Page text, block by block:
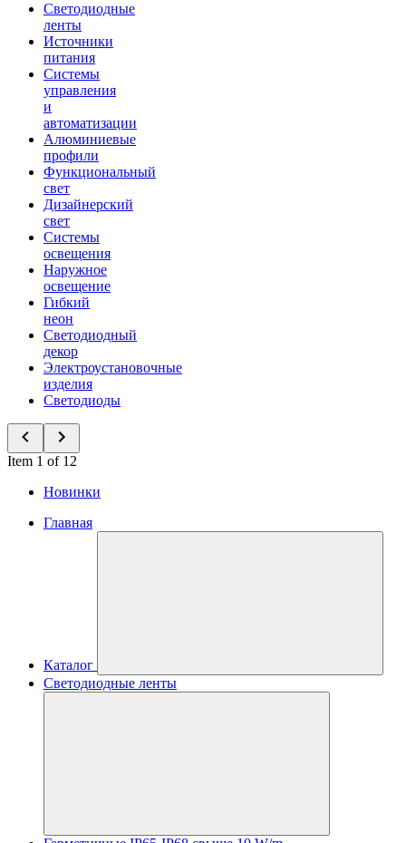
Светодиодные
ленты
Источники
питания
Системы
управления
и
автоматизации
Алюминиевые
профили
Функциональный
свет
Дизайнерский
свет
Системы
освещения
Наружное
освещение
Гибкий
неон
Светодиодный
декор
Электроустановочные
изделия
Светодиоды
Item 1 of 12
Новинки
Главная
Каталог
Светодиодные ленты